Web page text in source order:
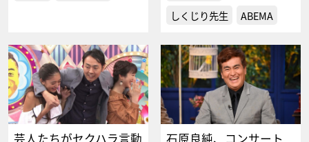
しくじり先生
ABEMA
芸人たちがセクハラ言動
石原良純、コンサート